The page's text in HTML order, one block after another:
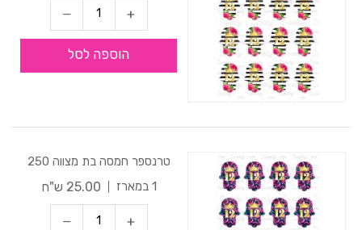
הוספה לסל
טרנספר חמסה בת מצווה 250
1 במארז
25.00 ש"ח